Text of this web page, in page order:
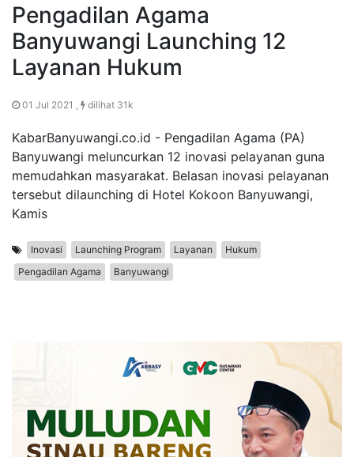
Pengadilan Agama
Banyuwangi Launching 12
Layanan Hukum
01 Jul 2021 , dilihat 31k
KabarBanyuwangi.co.id - Pengadilan Agama (PA)
Banyuwangi meluncurkan 12 inovasi pelayanan guna
memudahkan masyarakat. Belasan inovasi pelayanan
tersebut dilaunching di Hotel Kokoon Banyuwangi,
Kamis
Inovasi Launching Program Layanan
Hukum
Pengadilan Agama
Banyuwangi